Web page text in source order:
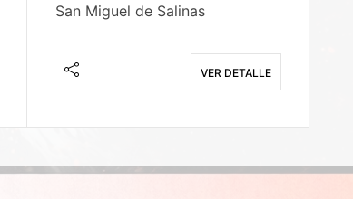
San Miguel de Salinas
VER DETALLE